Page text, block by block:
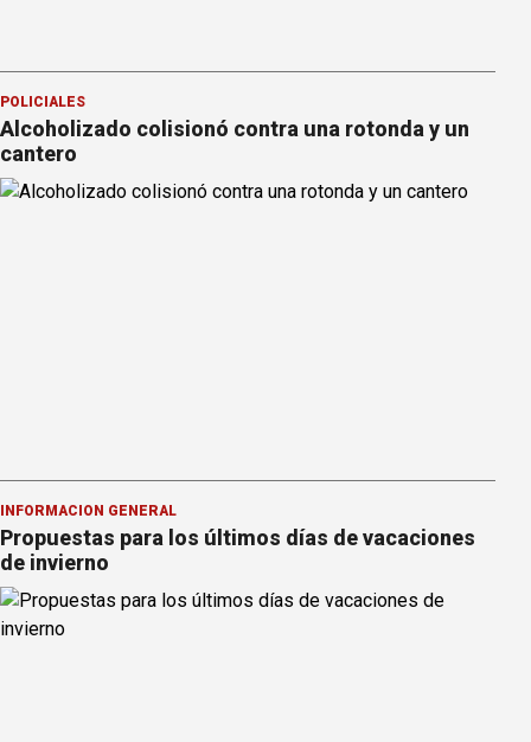
POLICIALES
Alcoholizado colisionó contra una rotonda y un
cantero
INFORMACION GENERAL
Propuestas para los últimos días de vacaciones
de invierno